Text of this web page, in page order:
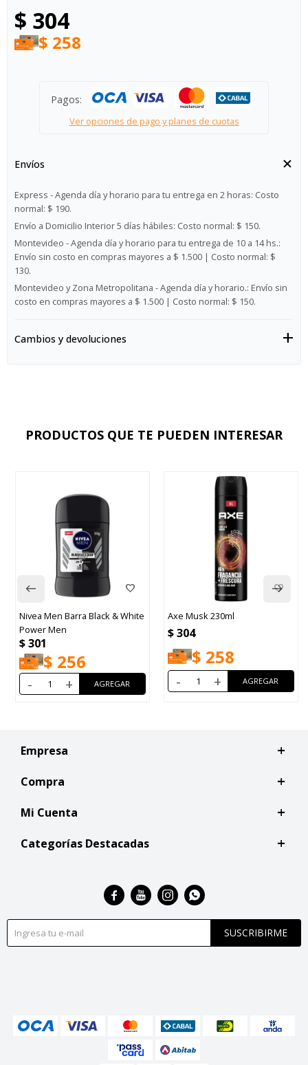
$ 304
$ 258
Pagos:
Ver opciones de pago y planes de cuotas
Envíos
Express - Agenda día y horario para tu entrega en 2 horas: Costo
normal: $ 190.
Envío a Domicilio Interior 5 días hábiles: Costo normal: $ 150.
Montevideo - Agenda día y horario para tu entrega de 10 a 14 hs.:
Envío sin costo en compras mayores a $ 1.500 | Costo normal: $
130.
Montevideo y Zona Metropolitana - Agenda día y horario.: Envío sin
costo en compras mayores a $ 1.500 | Costo normal: $ 150.
Cambios y devoluciones
PRODUCTOS QUE TE PUEDEN INTERESAR
Nivea Men Barra Black & White
Power Men
$301
$ 256
- +
Axe Musk 230ml
$304
$ 258
- +
Empresa
Compra
Mi Cuenta
Categorías Destacadas
SUSCRIBIRME
   